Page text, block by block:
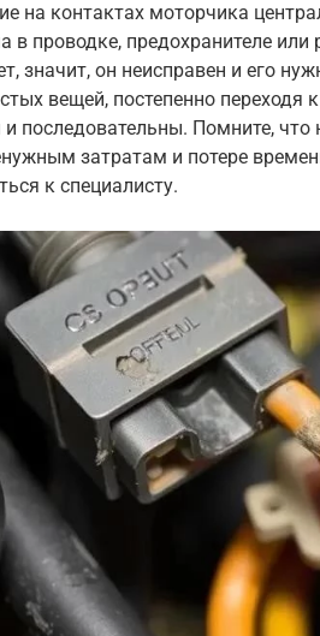
на контактах моторчика
в проводке, предохранителе или
значит, он неисправен и его
вещей, постепенно переходя
последовательны. Помните, что
затратам и потере
к специалисту.